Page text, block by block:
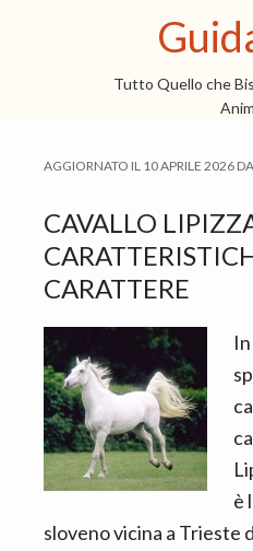
o
a
i
n
c
o
n
t
e
n
o
r
i
m
a
r
y
s
i
d
e
o
o
o
t
e
r
Tutto Quello che
AGGIORNATO IL 10 APRILE 2026 DA
CAVALLO
CARATTERE
è
sloveno vicina a Trieste